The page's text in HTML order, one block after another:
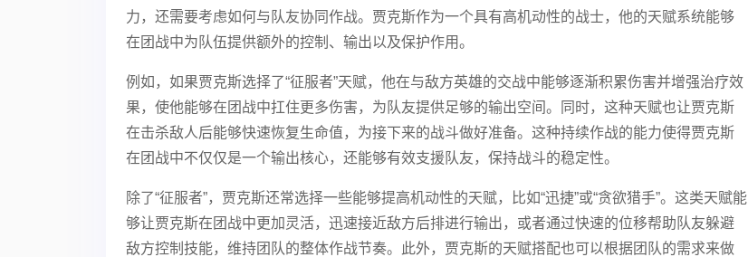
力，还需要考虑如何与队友协同作战。贾克斯作为一个具有高机动性的战士，他的天赋系统能够
在团战中为队伍提供额外的控制、输出以及保护作用。
例如，如果贾克斯选择了“征服者”天赋，他在与敌方英雄的交战中能够逐渐积累伤害并增强治疗效
果，使他能够在团战中扛住更多伤害，为队友提供足够的输出空间。同时，这种天赋也让贾克斯
在击杀敌人后能够快速恢复生命值，为接下来的战斗做好准备。这种持续作战的能力使得贾克斯
在团战中不仅仅是一个输出核心，还能够有效支援队友，保持战斗的稳定性。
除了“征服者”，贾克斯还常选择一些能够提高机动性的天赋，比如“迅捷”或“贪欲猎手”。这类天赋能
够让贾克斯在团战中更加灵活，迅速接近敌方后排进行输出，或者通过快速的位移帮助队友躲避
敌方控制技能，维持团队的整体作战节奏。此外，贾克斯的天赋搭配也可以根据团队的需求来做